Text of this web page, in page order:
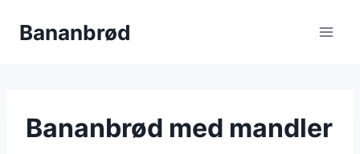
Bananbrød
Bananbrød med mandler